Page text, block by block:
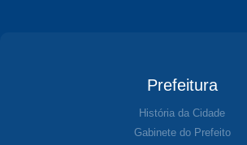
Prefeitura
História da Cidade
Gabinete do Prefeito